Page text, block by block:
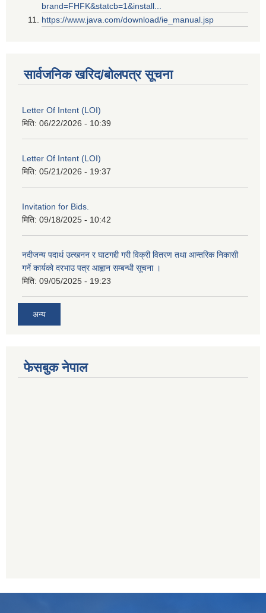
brand=FHFK&statcb=1&install...
https://www.java.com/download/ie_manual.jsp
सार्वजनिक खरिद/बोलपत्र सूचना
Letter Of Intent (LOI)
मिति: 06/22/2026 - 10:39
Letter Of Intent (LOI)
मिति: 05/21/2026 - 19:37
Invitation for Bids.
मिति: 09/18/2025 - 10:42
नदीजन्य पदार्थ उत्खनन र घाटगद्दी गरी विक्री वितरण तथा आन्तरिक निकासी
गर्ने कार्यको दरभाउ पत्र आह्वान सम्बन्धी सूचना ।
मिति: 09/05/2025 - 19:23
अन्य
फेसबुक नेपाल